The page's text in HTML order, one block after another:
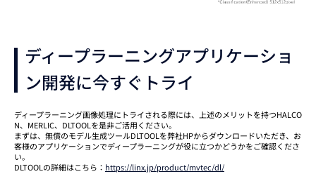
ディープラーニングアプリケーショ
ン開発に今すぐトライ
ディープラーニング画像処理にトライされる際には、上述のメリットを持つHALCO
N、MERLIC、DLTOOLを是非ご活用ください。
まずは、無償のモデル生成ツールDLTOOLを弊社HPからダウンロードいただき、お
客様のアプリケーションでディープラーニングが役に立つかどうかをご確認くださ
い。
DLTOOLの詳細はこちら： https://linx.jp/product/mvtec/dl/